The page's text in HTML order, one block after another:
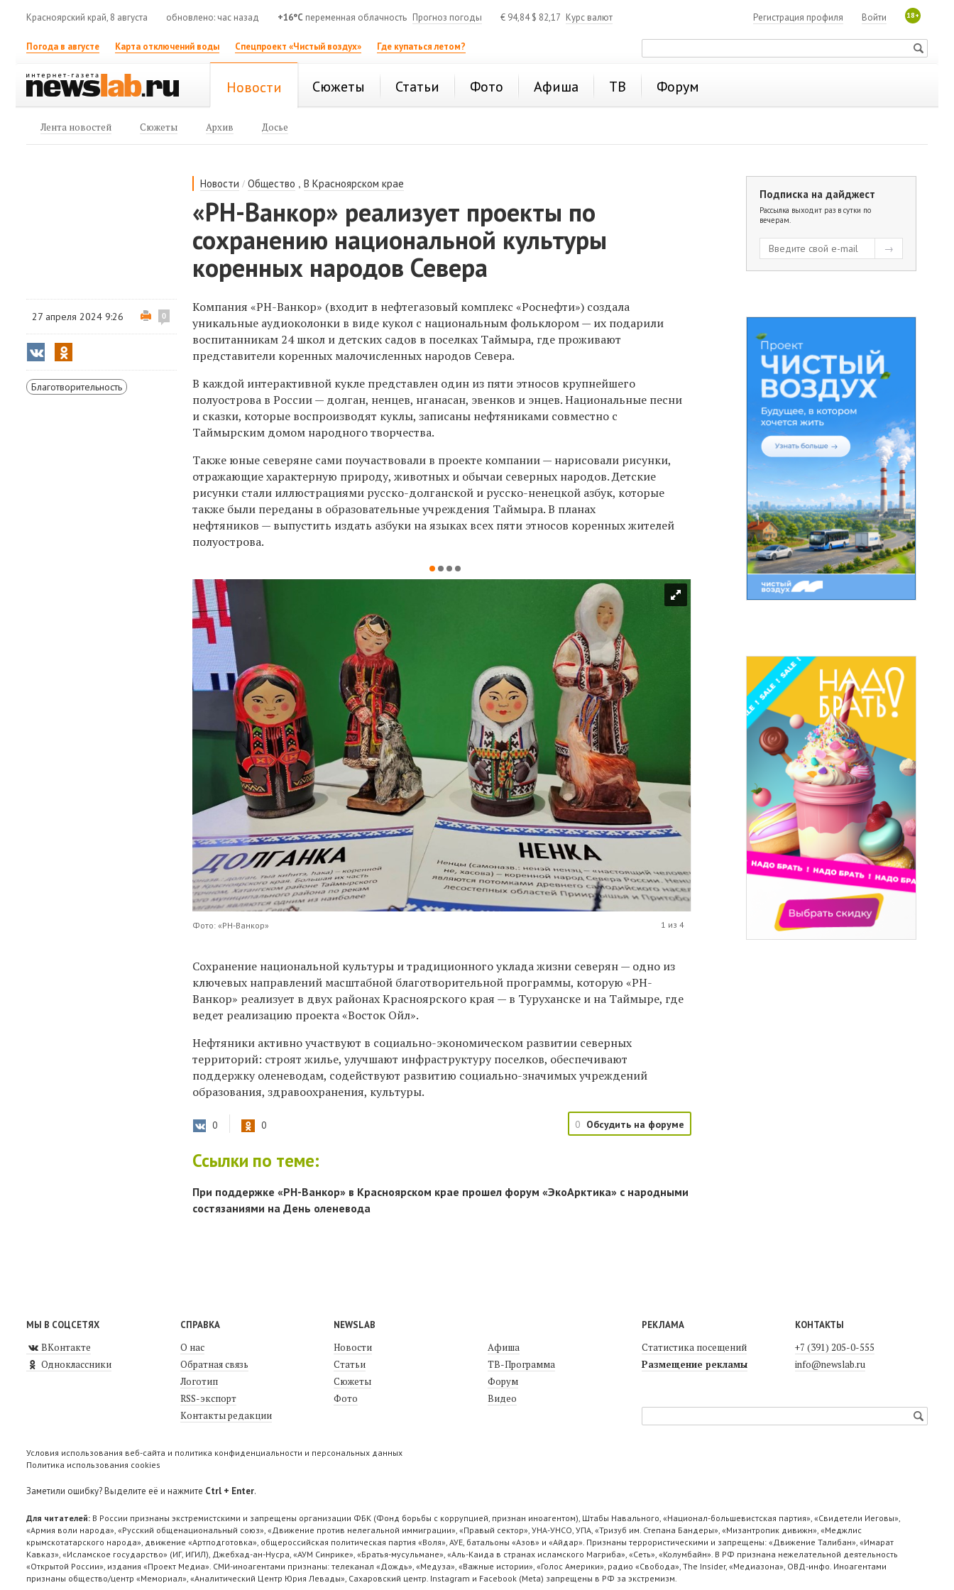
Красноярский край, 8 августа обновлено: час назад +16°C переменная облачность Прогноз погоды € 94,84$ 82,17 Курс валют 18+
Войти
Регистрация профиля
Погода в августе Карта отключений воды Спецпроект «Чистый воздух» Где купаться летом?
Новости Сюжеты Статьи Фото Афиша ТВ Форум
Лента новостей Сюжеты Архив Досье
Новости /Общество ,В Красноярском крае
«РН-Ванкор» реализует проекты по
сохранению национальной культуры
коренных народов Севера
27 апреля 2024 9:26 0
Благотворительность
Компания «РН-Ванкор» (входит в нефтегазовый комплекс «Роснефти») создала
уникальные аудиоколонки в виде кукол с национальным фольклором — их подарили
воспитанникам 24 школ и детских садов в поселках Таймыра, где проживают
представители коренных малочисленных народов Севера.
В каждой интерактивной кукле представлен один из пяти этносов крупнейшего
полуострова в России — долган, ненцев, нганасан, эвенков и энцев. Национальные песни
и сказки, которые воспроизводят куклы, записаны нефтяниками совместно с
Таймырским домом народного творчества.
Также юные северяне сами поучаствовали в проекте компании— нарисовали рисунки,
отражающие характерную природу, животных и обычаи северных народов. Детские
рисунки стали иллюстрациями русско-долганской и русско-ненецкой азбук, которые
также были переданы в образовательные учреждения Таймыра. В планах
нефтяников — выпустить издать азбуки на языках всех пяти этносов коренных жителей
полуострова.
Фото: «РН-Ванкор» 1 из 4
Сохранение национальной культуры и традиционного уклада жизни северян — одно из
ключевых направлений масштабной благотворительной программы, которую «РН-
Ванкор» реализует в двух районах Красноярского края — в Туруханске и на Таймыре, где
ведет реализацию проекта «Восток Ойл».
Нефтяники активно участвуют в социально-экономическом развитии северных
территорий: строят жилье, улучшают инфраструктуру поселков, обеспечивают
поддержку оленеводам, содействуют развитию социально-значимых учреждений
образования, здравоохранения, культуры.
0 0 0 Обсудить на форуме
Ссылки по теме:
При поддержке «РН-Ванкор» в Красноярском крае прошел форум «ЭкоАрктика» с народными
состязаниями на День оленевода
Подписка на дайджест
Рассылка выходит раз в сутки по
вечерам.
МЫ В СОЦСЕТЯХ
ВКонтакте
Одноклассники
СПРАВКА
О нас
Обратная связь
Логотип
RSS-экспорт
Контакты редакции
NEWSLAB
Новости
Статьи
Сюжеты
Фото
Афиша
ТВ-Программа
Форум
Видео
РЕКЛАМА
Статистика посещений
Размещение рекламы
КОНТАКТЫ
+7 (391) 205-0-555
info@newslab.ru
Условия использования веб-сайта и политика конфиденциальности и персональных данных
Политика использования cookies
Заметили ошибку? Выделите её и нажмите Ctrl + Enter.
Для читателей: В России признаны экстремистскими и запрещены организации ФБК (Фонд борьбы с коррупцией, признан иноагентом), Штабы Навального, «Национал-большевистская партия», «Свидетели Иеговы»,
«Армия воли народа», «Русский общенациональный союз», «Движение против нелегальной иммиграции», «Правый сектор», УНА-УНСО, УПА, «Тризуб им. Степана Бандеры», «Мизантропик дивижн», «Меджлис
крымскотатарского народа», движение «Артподготовка», общероссийская политическая партия «Воля», АУЕ, батальоны «Азов» и «Айдар». Признаны террористическими и запрещены: «Движение Талибан», «Имарат
Кавказ», «Исламское государство» (ИГ, ИГИЛ), Джебхад-ан-Нусра, «АУМ Синрике», «Братья-мусульмане», «Аль-Каида в странах исламского Магриба», «Сеть», «Колумбайн». В РФ признана нежелательной деятельность
«Открытой России», издания «Проект Медиа». СМИ-иноагентами признаны: телеканал «Дождь», «Медуза», «Важные истории», «Голос Америки», радио «Свобода», The Insider, «Медиазона», ОВД-инфо. Иноагентами
признаны общество/центр «Мемориал», «Аналитический Центр Юрия Левады», Сахаровский центр. Instagram и Facebook (Metа) запрещены в РФ за экстремизм.